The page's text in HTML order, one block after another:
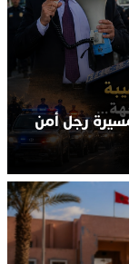
رجل أمن